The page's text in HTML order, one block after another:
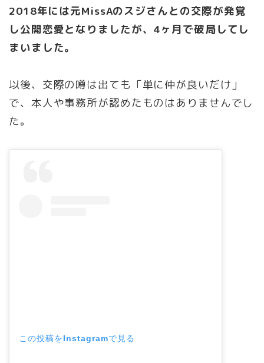
2018年には元MissAのスジさんとの交際が発覚
し公開恋愛となりましたが、4ヶ月で破局してし
まいました。
以後、交際の噂は出ても「単に仲が良いだけ」
で、本人や事務所が認めたものはありませんでし
た。
この投稿をInstagramで見る